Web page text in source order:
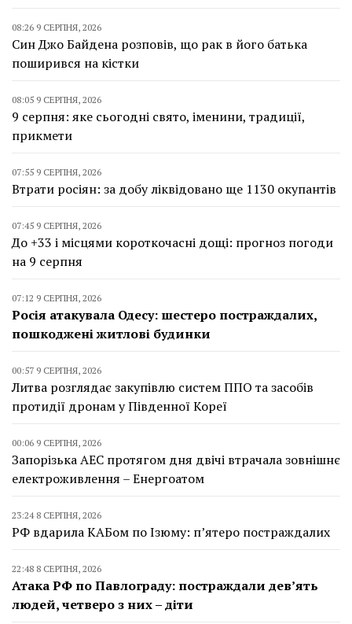
08:26 9 СЕРПНЯ, 2026
Син Джо Байдена розповів, що рак в його батька
поширився на кістки
08:05 9 СЕРПНЯ, 2026
9 серпня: яке сьогодні свято, іменини, традиції,
прикмети
07:55 9 СЕРПНЯ, 2026
Втрати росіян: за добу ліквідовано ще 1130 окупантів
07:45 9 СЕРПНЯ, 2026
До +33 і місцями короткочасні дощі: прогноз погоди
на 9 серпня
07:12 9 СЕРПНЯ, 2026
Росія атакувала Одесу: шестеро постраждалих,
пошкоджені житлові будинки
00:57 9 СЕРПНЯ, 2026
Литва розглядає закупівлю систем ППО та засобів
протидії дронам у Південної Кореї
00:06 9 СЕРПНЯ, 2026
Запорізька АЕС протягом дня двічі втрачала зовнішнє
електроживлення – Енергоатом
23:24 8 СЕРПНЯ, 2026
РФ вдарила КАБом по Ізюму: п’ятеро постраждалих
22:48 8 СЕРПНЯ, 2026
Атака РФ по Павлограду: постраждали дев’ять
людей, четверо з них – діти